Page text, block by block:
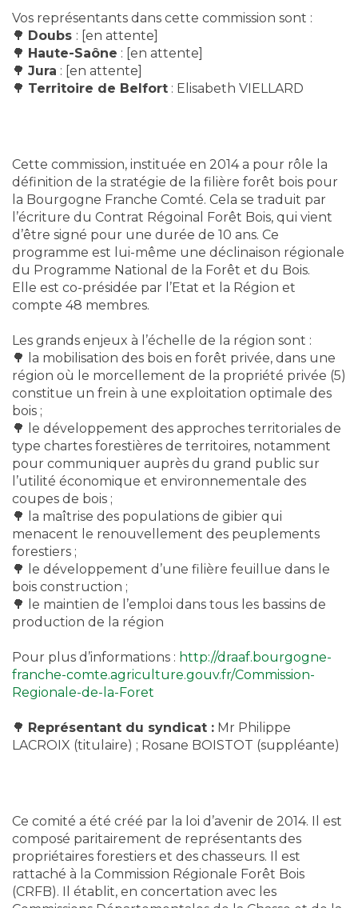
Vos représentants dans cette commission sont :
🌳 Doubs : [en attente]
🌳 Haute-Saône : [en attente]
🌳 Jura : [en attente]
🌳 Territoire de Belfort : Elisabeth VIELLARD
Cette commission, instituée en 2014 a pour rôle la
définition de la stratégie de la filière forêt bois pour
la Bourgogne Franche Comté. Cela se traduit par
l’écriture du Contrat Régoinal Forêt Bois, qui vient
d’être signé pour une durée de 10 ans. Ce
programme est lui-même une déclinaison régionale
du Programme National de la Forêt et du Bois.
Elle est co-présidée par l’Etat et la Région et
compte 48 membres.
Les grands enjeux à l’échelle de la région sont :
🌳 la mobilisation des bois en forêt privée, dans une
région où le morcellement de la propriété privée (5)
constitue un frein à une exploitation optimale des
bois ;
🌳 le développement des approches territoriales de
type chartes forestières de territoires, notamment
pour communiquer auprès du grand public sur
l’utilité économique et environnementale des
coupes de bois ;
🌳 la maîtrise des populations de gibier qui
menacent le renouvellement des peuplements
forestiers ;
🌳 le développement d’une filière feuillue dans le
bois construction ;
🌳 le maintien de l’emploi dans tous les bassins de
production de la région
Pour plus d’informations : http://draaf.bourgogne-
franche-comte.agriculture.gouv.fr/Commission-
Regionale-de-la-Foret
🌳 Représentant du syndicat : Mr Philippe
LACROIX (titulaire) ; Rosane BOISTOT (suppléante)
Ce comité a été créé par la loi d’avenir de 2014. Il est
composé paritairement de représentants des
propriétaires forestiers et des chasseurs. Il est
rattaché à la Commission Régionale Forêt Bois
(CRFB). Il établit, en concertation avec les